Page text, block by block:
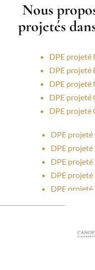
Nous
projetés
DPE projeté
DPE projeté
DPE projeté
DPE projeté
DPE projeté
DPE
DPE projeté
DPE
DPE
DPE